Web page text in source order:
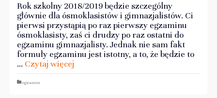
Rok szkolny 2018/2019 będzie szczególny
głównie dla ósmoklasistów i gimnazjalistów. Ci
pierwsi przystąpią po raz pierwszy egzaminu
ósmoklasisty, zaś ci drudzy po raz ostatni do
egzaminu gimnazjalisty. Jednak nie sam fakt
formuły egzaminu jest istotny, a to, że będzie to
… Czytaj więcej
egzamin